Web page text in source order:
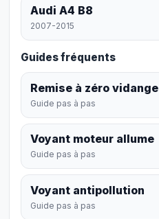
Audi A4 B8
2007-2015
Guides fréquents
Remise à zéro vidange
Guide pas à pas
Voyant moteur allume
Guide pas à pas
Voyant antipollution
Guide pas à pas